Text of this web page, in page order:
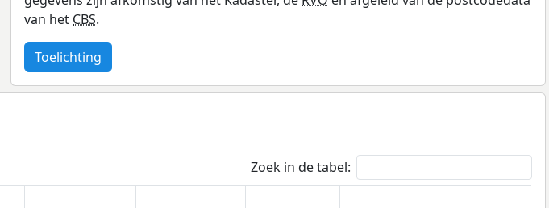
van het CBS.
Toelichting
Zoek in de tabel: